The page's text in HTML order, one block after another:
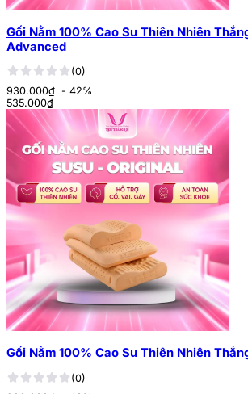
Gối Nằm 100% Cao Su Thiên Nhiên
Advanced
(0)
930.000₫ - 42%
535.000₫
Gối Nằm 100% Cao Su Thiên Nhiên
(0)